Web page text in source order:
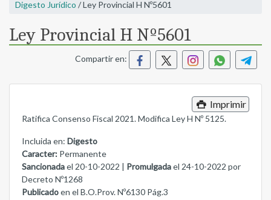
Digesto Jurídico / Ley Provincial H Nº5601
Ley Provincial H Nº5601
Compartir en:
Imprimir
Ratifica Consenso Fiscal 2021. Modifica Ley H Nº 5125.
Incluida en: Digesto
Caracter: Permanente
Sancionadael 20-10-2022 | Promulgadael 24-10-2022 por
Decreto Nº1268
Publicadoen el B.O.Prov. Nº6130 Pág.3